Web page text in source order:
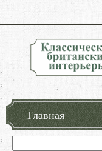
Главная